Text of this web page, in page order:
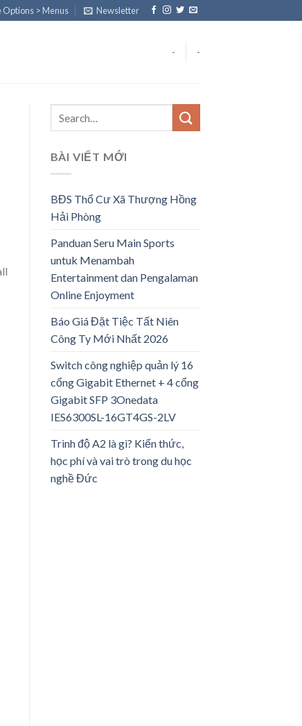
Options > Menus Newsletter
- -
BÀI VIẾT MỚI
BĐS Thổ Cư Xã Thượng Hồng
Hải Phòng
Panduan Seru Main Sports
untuk Menambah
Entertainment dan Pengalaman
Online Enjoyment
Báo Giá Đặt Tiệc Tất Niên
Công Ty Mới Nhất 2026
Switch công nghiệp quản lý 16
cổng Gigabit Ethernet + 4 cổng
Gigabit SFP 3Onedata
IES6300SL-16GT4GS-2LV
Trình độ A2 là gì? Kiến thức,
học phí và vai trò trong du học
nghề Đức